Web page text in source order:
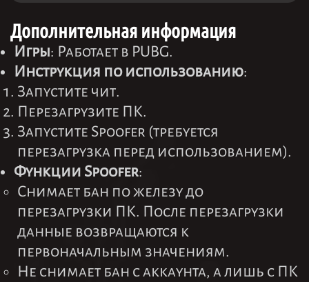
Дополнительная информация
Игры: Работает в PUBG.
Инструкция по использованию:
Запустите чит.
Перезагрузите ПК.
Запустите Spoofer (требуется
перезагрузка перед использованием).
Функции Spoofer:
Снимает бан по железу до
перезагрузки ПК. После перезагрузки
данные возвращаются к
первоначальным значениям.
Не снимает бан с аккаунта, а лишь с ПК